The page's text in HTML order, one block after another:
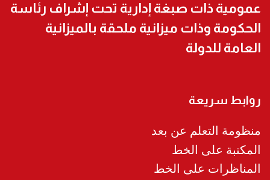
عمومية ذات صبغة إدارية تحت إشراف رئاسة
الحكومة وذات ميزانية ملحقة بالميزانية
العامة للدولة
روابط سريعة
منظومة التعلم عن بعد
المكتبة على الخط
المناظرات على الخط